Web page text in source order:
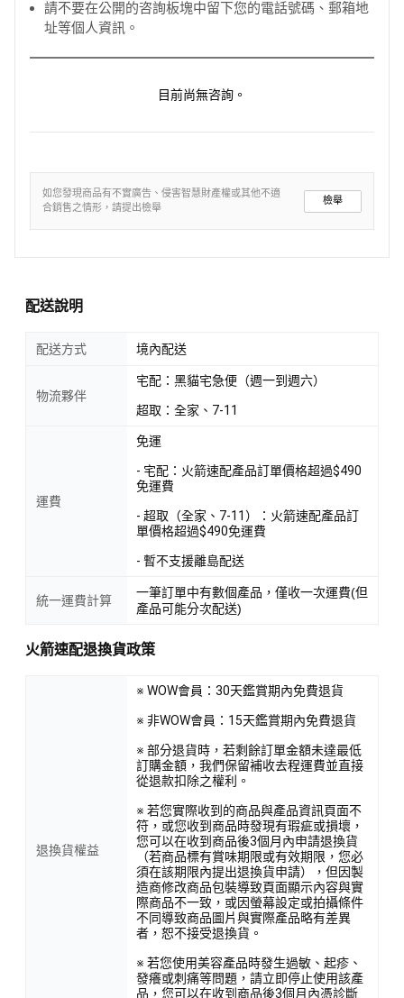
請不要在公開的咨詢板塊中留下您的電話號碼、郵箱地
址等個人資訊。
目前尚無咨詢。
如您發現商品有不實廣告、侵害智慧財產權或其他不適
合銷售之情形，請提出檢舉
檢舉
配送說明
配送方式 境內配送
物流夥伴
宅配：黑貓宅急便（週一到週六）
超取：全家、7-11
運費
免運
- 宅配：火箭速配產品訂單價格超過$490
免運費
- 超取（全家、7-11）：火箭速配產品訂
單價格超過$490免運費
- 暫不支援離島配送
統一運費計算
一筆訂單中有數個產品，僅收一次運費(但
產品可能分次配送)
火箭速配退換貨政策
退換貨權益
※ WOW會員：30天鑑賞期內免費退貨
※ 非WOW會員：15天鑑賞期內免費退貨
※ 部分退貨時，若剩餘訂單金額未達最低
訂購金額，我們保留補收去程運費並直接
從退款扣除之權利。
※ 若您實際收到的商品與產品資訊頁面不
符，或您收到商品時發現有瑕疵或損壞，
您可以在收到商品後3個月內申請退換貨
（若商品標有賞味期限或有效期限，您必
須在該期限內提出退換貨申請），但因製
造商修改商品包裝導致頁面顯示內容與實
際商品不一致，或因螢幕設定或拍攝條件
不同導致商品圖片與實際產品略有差異
者，恕不接受退換貨。
※ 若您使用美容產品時發生過敏、起疹、
發癢或刺痛等問題，請立即停止使用該產
品，您可以在收到商品後3個月內憑診斷